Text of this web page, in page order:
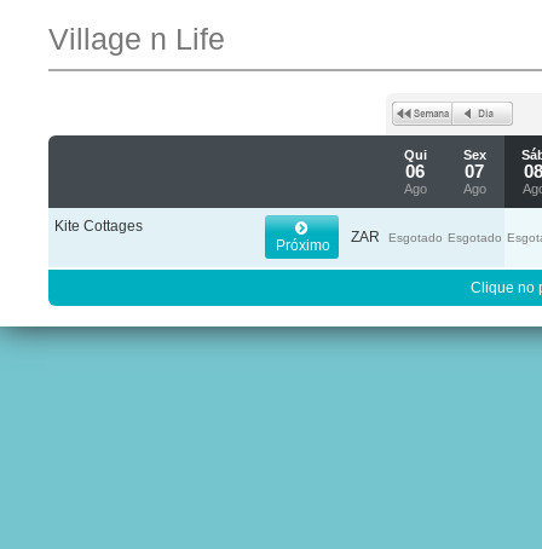
Village n Life
Qui
06
Ago
Sex
07
Ago
Kite Cottages
Próximo
ZAR Esgotado Esgotado
Clique no